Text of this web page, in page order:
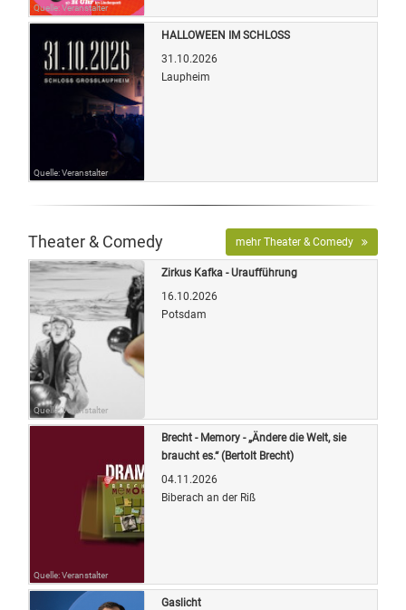
Quelle: Veranstalter
Quelle: Veranstalter
HALLOWEEN IM SCHLOSS
31.10.2026
Laupheim
Theater & Comedy mehr Theater & Comedy
Quelle: Veranstalter
Zirkus Kafka - Uraufführung
16.10.2026
Potsdam
Quelle: Veranstalter
Brecht - Memory - „Ändere die Welt, sie
braucht es.“ (Bertolt Brecht)
04.11.2026
Biberach an der Riß
Gaslicht